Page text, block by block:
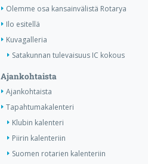
Olemme osa kansainvälistä Rotarya
Ilo esitellä
Kuvagalleria
Satakunnan tulevaisuus IC kokous
Ajankohtaista
Ajankohtaista
Tapahtumakalenteri
Klubin kalenteri
Piirin kalenteriin
Suomen rotarien kalenteriin